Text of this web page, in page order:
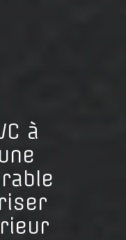
à